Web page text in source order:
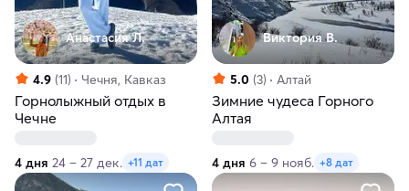
Анастасия Л.
4.9 (11) Чечня, Кавказ
Горнолыжный отдых в
Чечне
4 дня 24 – 27 дек. +11 дат
Виктория В.
5.0 (3) Алтай
Зимние чудеса Горного
Алтая
4 дня 6 – 9 нояб. +8 дат